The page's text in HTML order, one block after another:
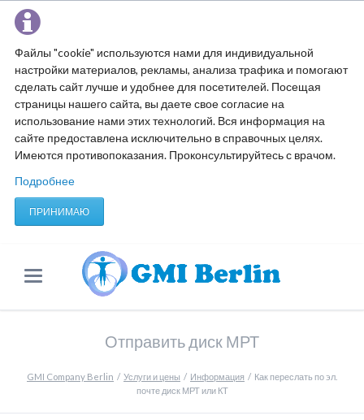
Файлы "cookie" используются нами для индивидуальной
настройки материалов, рекламы, анализа трафика и помогают
сделать сайт лучше и удобнее для посетителей. Посещая
страницы нашего сайта, вы даете свое согласие на
использование нами этих технологий. Вся информация на
сайте предоставлена исключительно в справочных целях.
Имеются противопоказания. Проконсультируйтесь с врачом.
Подробнее
ПРИНИМАЮ
Отправить диск МРТ
GMI Company Berlin Услуги и цены Информация
Как переслать по эл.
почте диск МРТ или КТ